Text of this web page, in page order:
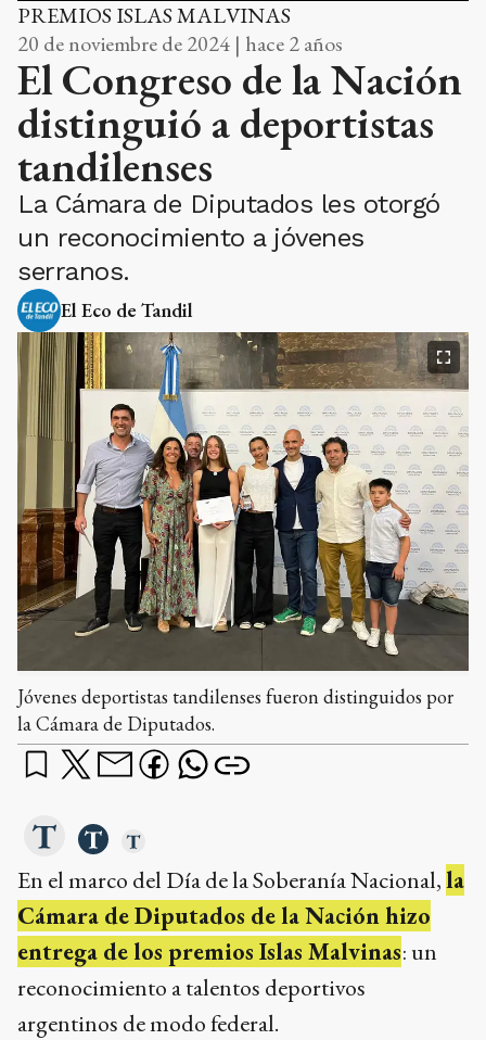
PREMIOS ISLAS MALVINAS
20 de noviembre de 2024 | hace 2 años
El Congreso de la Nación
distinguió a deportistas
tandilenses
La Cámara de Diputados les otorgó
un reconocimiento a jóvenes
serranos.
El Eco de Tandil
Jóvenes deportistas tandilenses fueron distinguidos por
la Cámara de Diputados.
En el marco del Día de la Soberanía Nacional,la
Cámara de Diputados de la Nación hizo
entrega de los premios Islas Malvinas: un
reconocimiento a talentos deportivos
argentinos de modo federal.